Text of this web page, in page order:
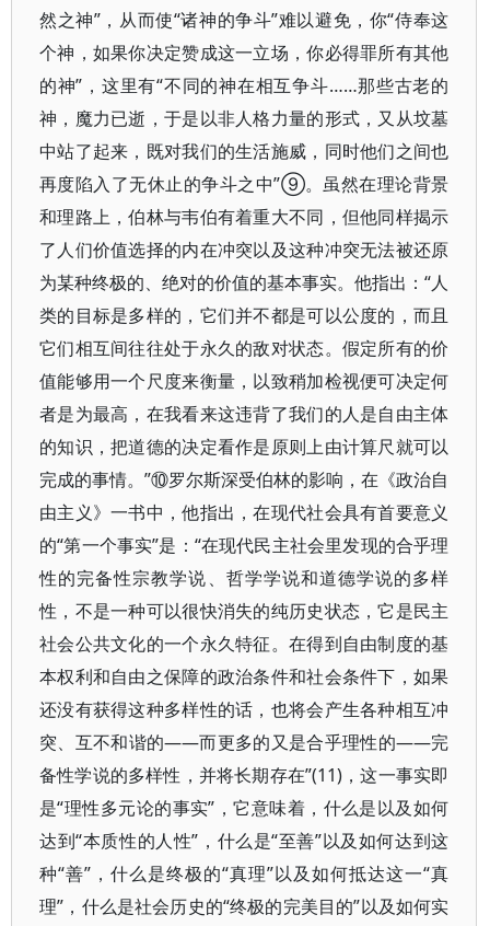
然之神”，从而使“诸神的争斗”难以避免，你“侍奉这
个神，如果你决定赞成这一立场，你必得罪所有其他
的神”，这里有“不同的神在相互争斗……那些古老的
神，魔力已逝，于是以非人格力量的形式，又从坟墓
中站了起来，既对我们的生活施威，同时他们之间也
再度陷入了无休止的争斗之中”⑨。虽然在理论背景
和理路上，伯林与韦伯有着重大不同，但他同样揭示
了人们价值选择的内在冲突以及这种冲突无法被还原
为某种终极的、绝对的价值的基本事实。他指出：“人
类的目标是多样的，它们并不都是可以公度的，而且
它们相互间往往处于永久的敌对状态。假定所有的价
值能够用一个尺度来衡量，以致稍加检视便可决定何
者是为最高，在我看来这违背了我们的人是自由主体
的知识，把道德的决定看作是原则上由计算尺就可以
完成的事情。”⑩罗尔斯深受伯林的影响，在《政治自
由主义》一书中，他指出，在现代社会具有首要意义
的“第一个事实”是：“在现代民主社会里发现的合乎理
性的完备性宗教学说、哲学学说和道德学说的多样
性，不是一种可以很快消失的纯历史状态，它是民主
社会公共文化的一个永久特征。在得到自由制度的基
本权利和自由之保障的政治条件和社会条件下，如果
还没有获得这种多样性的话，也将会产生各种相互冲
突、互不和谐的——而更多的又是合乎理性的——完
备性学说的多样性，并将长期存在”(11)，这一事实即
是“理性多元论的事实”，它意味着，什么是以及如何
达到“本质性的人性”，什么是“至善”以及如何达到这
种“善”，什么是终极的“真理”以及如何抵达这一“真
理”，什么是社会历史的“终极的完美目的”以及如何实